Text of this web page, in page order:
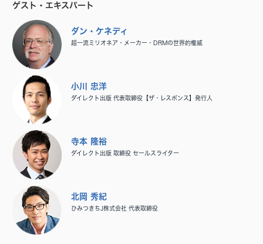
ゲスト・エキスパート
ダン・ケネディ
超一流ミリオネア・メーカー・DRMの世界的権威
小川 忠洋
ダイレクト出版 代表取締役【ザ・レスポンス】発行人
寺本 隆裕
ダイレクト出版 取締役 セールスライター
北岡 秀紀
ひみつきちJ株式会社 代表取締役